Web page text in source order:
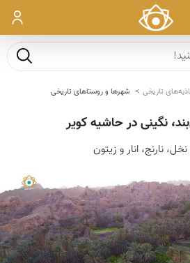
ورود
جست و
تاریخی شهرها و روستاهای تاریخی
نگینی در حاشیه کویر
نارنج، انار و زیتون